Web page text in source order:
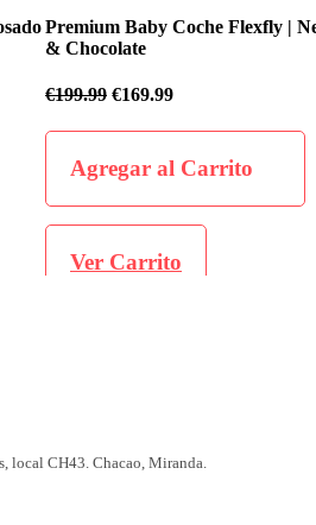
Premium Baby Coche Flexfly | Negro
& Chocolate
199.99 €169.99
Agregar al Carrito
Ver Carrito